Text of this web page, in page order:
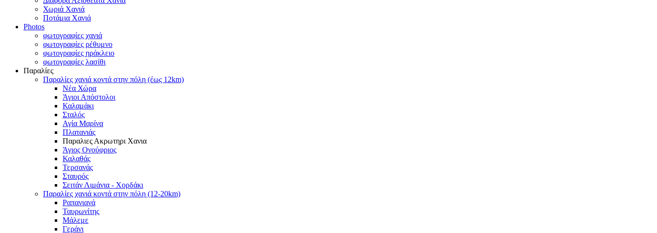
Χωριά Χανιά
Ποτάμια Χανιά
Photos
φωτογραφίες χανιά
φωτογραφίες ρέθυμνο
φωτογραφίες ηράκλειο
φωτογραφίες λασίθι
Παραλίες
Παραλίες χανιά κοντά στην πόλη (έως 12km)
Νέα Χώρα
Άγιοι Απόστολοι
Καλαμάκι
Σταλός
Αγία Μαρίνα
Πλατανιάς
Παραλιες Ακρωτηρι Χανια
Άγιος Ονούφριος
Καλαθάς
Τερσανάς
Σταυρός
Σειτάν Λιμάνια - Χορδάκι
Παραλίες χανιά κοντά στην πόλη (12-20km)
Ραπανιανά
Ταυρωνίτης
Μάλεμε
Γεράνι